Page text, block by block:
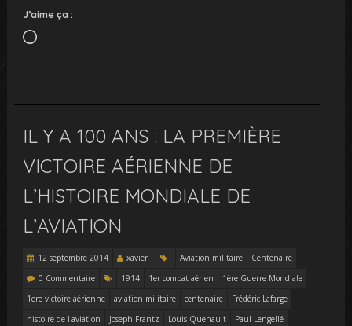
J’aime ça :
Chargement…
IL Y A 100 ANS : LA PREMIÈRE
VICTOIRE AÉRIENNE DE
L’HISTOIRE MONDIALE DE
L’AVIATION
12 septembre 2014 xavier Aviation militaire
Centenaire
0 Commentaire
1914 1er combat aérien
1ère Guerre Mondiale
1ere victoire aérienne
aviation militaire centenaire
Frédéric Lafarge
histoire de l'aviation
Joseph Frantz Louis Quenault Paul Lengellé